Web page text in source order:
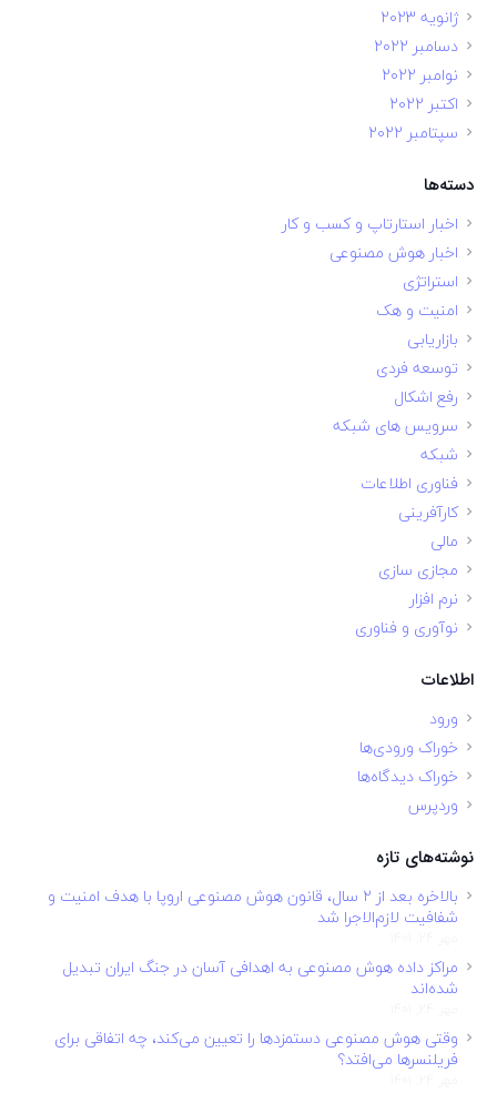
ژانویه 2023
دسامبر 2022
نوامبر 2022
اکتبر 2022
سپتامبر 2022
دسته‌ها
اخبار استارتاپ و کسب و کار
اخبار هوش مصنوعی
استراتژی
امنیت و هک
بازاریابی
توسعه فردی
رفع اشکال
سرویس های شبکه
شبکه
فناوری اطلاعات
کارآفرینی
مالی
مجازی سازی
نرم افزار
نوآوری و فناوری
اطلاعات
ورود
خوراک ورودی‌ها
خوراک دیدگاه‌ها
وردپرس
نوشته‌های تازه
بالاخره بعد از ۲ سال، قانون هوش مصنوعی اروپا با هدف امنیت و
شفافیت لازم‌الاجرا شد
مراکز داده هوش مصنوعی به اهدافی آسان در جنگ ایران تبدیل
شده‌اند
وقتی هوش مصنوعی دستمزدها را تعیین می‌کند، چه اتفاقی برای
فریلنسرها می‌افتد؟